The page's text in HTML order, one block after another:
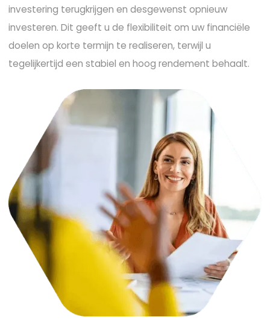
investering terugkrijgen en desgewenst opnieuw
investeren. Dit geeft u de flexibiliteit om uw financiële
doelen op korte termijn te realiseren, terwijl u
tegelijkertijd een stabiel en hoog rendement behaalt.